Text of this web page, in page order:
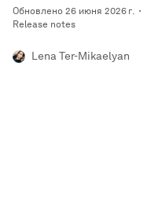
Обновлено 26 июня 2026 г.
Release notes
Lena Ter-Mikaelyan